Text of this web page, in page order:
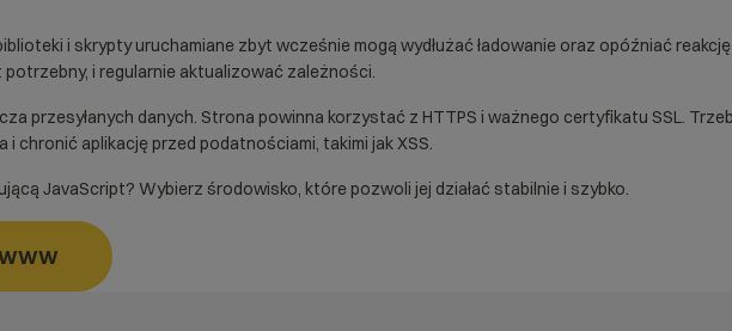
i skrypty uruchamiane zbyt wcześnie mogą wydłużać ładowanie oraz opóźniać
potrzebny, i regularnie aktualizować zależności.
przesyłanych danych. Strona powinna korzystać z HTTPS i ważnego certyfikatu SSL.
chronić aplikację przed podatnościami, takimi jak XSS.
JavaScript? Wybierz środowisko, które pozwoli jej działać stabilnie i szybko.